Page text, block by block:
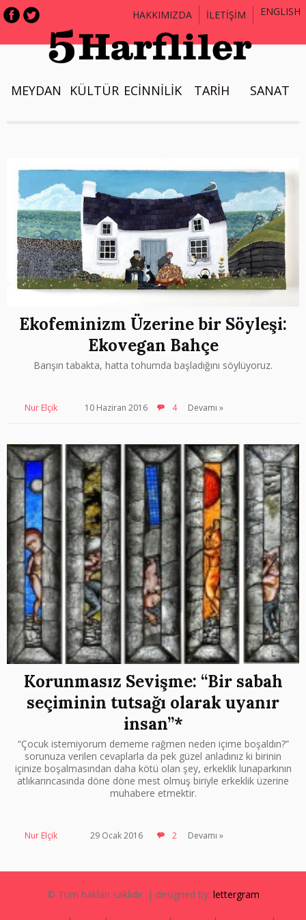
HAKKIMIZDA İLETİŞİM ENGLISH
MEYDAN KÜLTÜR ECİNNİLİK TARİH SANAT
Ekofeminizm Üzerine bir Söyleşi:
Ekovegan Bahçe
Barışın tabakta, hatta tohumda başladığını söylüyoruz.
Nur Elçik 10 Haziran 2016 4 Devamı »
Korunmasız Sevişme: “Bir sabah
seçiminin tutsağı olarak uyanır
insan”*
“Çocuk istemiyorum dememe rağmen neden içime boşaldın?”
sorunuza verilen cevaplarla da pek güzel anladınız ki birinin
içinize boşalmasından daha kötü olan şey, erkeklik lunaparkının
atlıkarıncasında döne döne mest olmuş biriyle erkeklik üzerine
muhabere etmektir.
Nur Elçik 29 Ocak 2016 2 Devamı »
© Tüm hakları saklıdır. | designed by: lettergram